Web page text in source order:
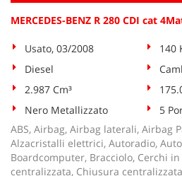
MERCEDES-BENZ R 280 CDI cat
Usato, 03/2008
140
Diesel
2.987 Cm³
Nero Metallizzato
5
ABS, Airbag, Airbag laterali, Airbag
Alzacristalli elettrici, Autoradio,
Boardcomputer, Bracciolo, Cerchi
centralizzata, Chiusura